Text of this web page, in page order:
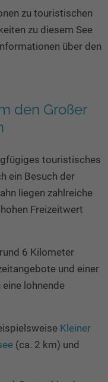
zu touristischen
zu diesem See
über den
den Großer
touristisches
ein Besuch der
liegen zahlreiche
Freizeitwert
6 Kilometer
und einer
lohnende
Kleiner
(ca. 2 km) und